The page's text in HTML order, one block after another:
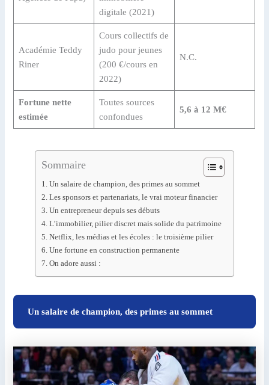
digitale (2021)
Académie Teddy
Riner
Cours collectifs de
judo pour jeunes
(200 €/cours en
2022)
N.C.
Fortune nette
estimée
Toutes sources
confondues
5,6 à 12 M€
Sommaire
Un salaire de champion, des primes au sommet
Les sponsors et partenariats, le vrai moteur financier
Un entrepreneur depuis ses débuts
L’immobilier, pilier discret mais solide du patrimoine
Netflix, les médias et les écoles : le troisième pilier
Une fortune en construction permanente
On adore aussi :
Un salaire de champion, des primes au sommet